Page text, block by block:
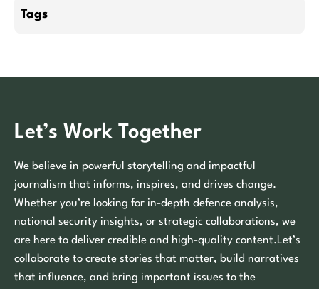
Tags
Let’s Work Together
We believe in powerful storytelling and impactful
journalism that informs, inspires, and drives change.
Whether you’re looking for in-depth defence analysis,
national security insights, or strategic collaborations, we
are here to deliver credible and high-quality content.Let’s
collaborate to create stories that matter, build narratives
that influence, and bring important issues to the